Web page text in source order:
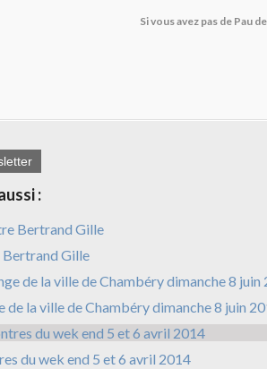
Si vous avez pas de Pau
:
Gille
de la ville de Chambéry dimanche 8 juin
du wek end 5 et 6 avril 2014